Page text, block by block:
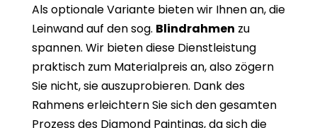
Als optionale Variante bieten wir Ihnen an, die
Leinwand auf den sog. Blindrahmen zu
spannen. Wir bieten diese Dienstleistung
praktisch zum Materialpreis an, also zögern
Sie nicht, sie auszuprobieren. Dank des
Rahmens erleichtern Sie sich den gesamten
Prozess des Diamond Paintings, da sich die